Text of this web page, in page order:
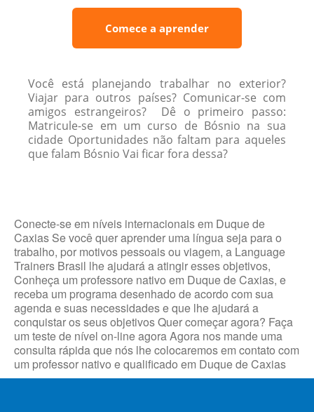
Comece a aprender
Você está planejando trabalhar no exterior?
Viajar para outros países? Comunicar-se com
amigos estrangeiros? Dê o primeiro passo:
Matricule-se em um curso de Bósnio na sua
cidade Oportunidades não faltam para aqueles
que falam Bósnio Vai ficar fora dessa?
Conecte-se em níveis internacionais em Duque de
Caxias Se você quer aprender uma língua seja para o
trabalho, por motivos pessoais ou viagem, a Language
Trainers Brasil lhe ajudará a atingir esses objetivos,
Conheça um professore nativo em Duque de Caxias, e
receba um programa desenhado de acordo com sua
agenda e suas necessidades e que lhe ajudará a
conquistar os seus objetivos Quer começar agora? Faça
um teste de nível on-line agora Agora nos mande uma
consulta rápida que nós lhe colocaremos em contato com
um professor nativo e qualificado em Duque de Caxias